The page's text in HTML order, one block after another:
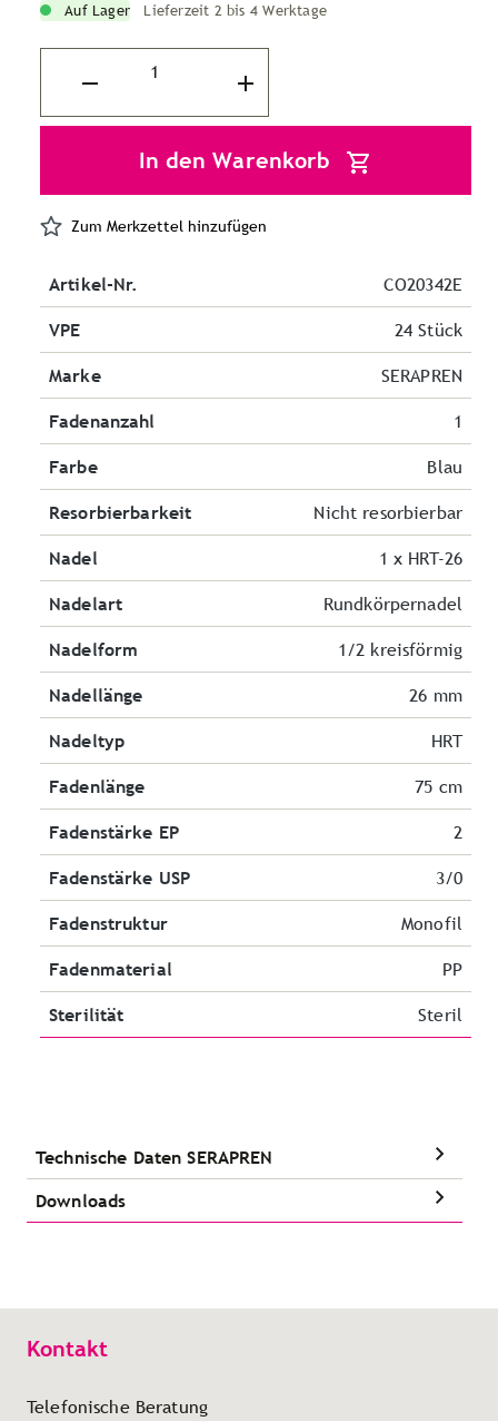
Auf Lager Lieferzeit 2 bis 4 Werktage
In den Warenkorb
Zum Merkzettel hinzufügen
Artikel-Nr. CO20342E
VPE 24 Stück
Marke SERAPREN
Fadenanzahl 1
Farbe Blau
Resorbierbarkeit Nicht resorbierbar
Nadel 1 x HRT-26
Nadelart Rundkörpernadel
Nadelform 1/2 kreisförmig
Nadellänge 26 mm
Nadeltyp HRT
Fadenlänge 75 cm
Fadenstärke EP 2
Fadenstärke USP 3/0
Fadenstruktur Monofil
Fadenmaterial PP
Sterilität Steril
Technische Daten SERAPREN
Downloads
Kontakt
Telefonische Beratung